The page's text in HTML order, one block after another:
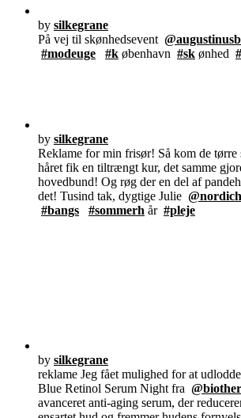
by silkegrane
På vej til skønhedsevent
#modeuge
#k øbenhavn #sk ønhed
by silkegrane
Reklame for min frisør! Så kom de tørre
håret fik en tiltrængt kur, det samme
hovedbund! Og røg der en del af
det! Tusind tak, dygtige Julie
#bangs
#sommerh år #pleje
by silkegrane
reklame Jeg fået mulighed for at
Blue Retinol Serum Night fra
avanceret anti-aging serum, der